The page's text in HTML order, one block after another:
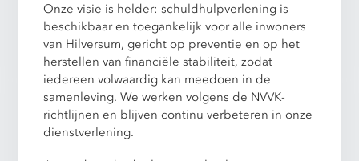
Onze visie is helder: schuldhulpverlening is
beschikbaar en toegankelijk voor alle inwoners
van Hilversum, gericht op preventie en op het
herstellen van financiële stabiliteit, zodat
iedereen volwaardig kan meedoen in de
samenleving. We werken volgens de NVVK-
richtlijnen en blijven continu verbeteren in onze
dienstverlening.